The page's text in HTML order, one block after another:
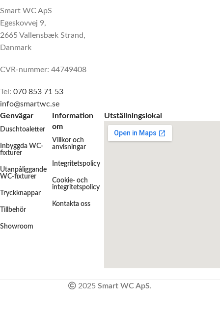
Smart WC ApS
Egeskovvej 9,
2665 Vallensbæk Strand,
Danmark
CVR-nummer: 44749408
Tel: 070 853 71 53
info@smartwc.se
Genvägar
Duschtoaletter
Inbyggda WC-
fixturer
Utanpåliggande
WC-fixturer
Tryckknappar
Tillbehör
Showroom
Information
om
Villkor och
anvisningar
Integritetspolicy
Cookie- och
integritetspolicy
Kontakta oss
Utställningslokal
2025 Smart WC ApS.